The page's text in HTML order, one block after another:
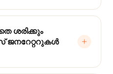
ശരിക്കും